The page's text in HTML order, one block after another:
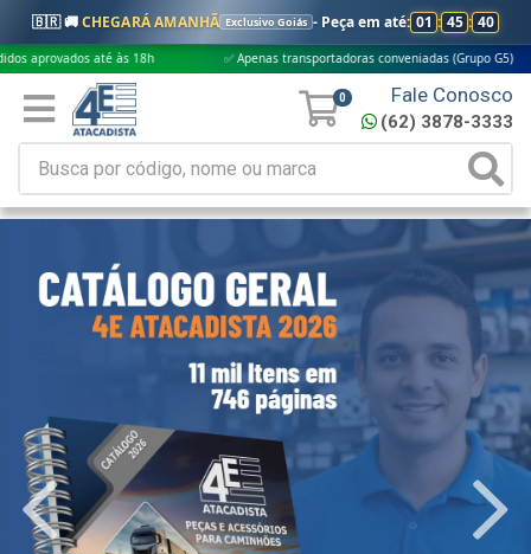
🇧🇷 🚚CHEGARÁ AMANHÃ Exclusivo Goiás - Peça em até: 01 : 45 : 39
até às 18h ✅ Apenas transportadoras conveniadas (Grupo G5) 🎁
0 Fale Conosco
(62) 3878-3333